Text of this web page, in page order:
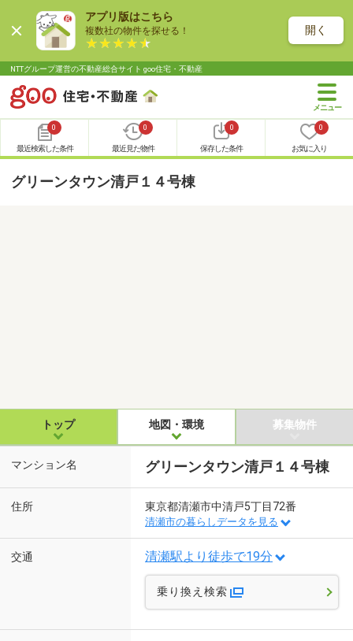
アプリ版はこちら
複数社の物件を探せる！ 開く
NTTグループ運営の不動産総合サイト goo住宅・不動産
0
最近検索した条件
0
最近見た物件
0
保存した条件
0
お気に入り
グリーンタウン清戸１４号棟
トップ 地図・環境 募集物件
マンション名 グリーンタウン清戸１４号棟
住所 東京都清瀬市中清戸5丁目72番
清瀬市の暮らしデータを見る
交通 清瀬駅より徒歩で19分
乗り換え検索